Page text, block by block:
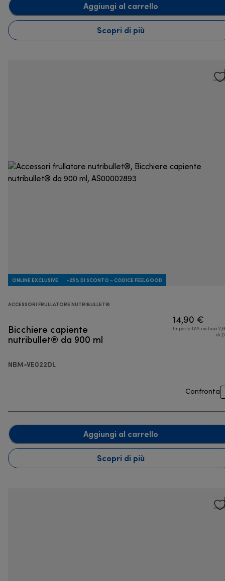
Aggiungi al carrello
Scopri di più
ONLINE EXCLUSIVE -25% DI SCONTO - CODICE FEELGOOD
ACCESSORI FRULLATORE NUTRIBULLET®
Bicchiere capiente
nutribullet® da 900 ml
NBM-VE022DL
14,90 €
Importo IVA incluso
di
Confronta
Aggiungi al carrello
Scopri di più